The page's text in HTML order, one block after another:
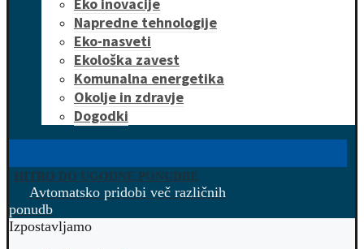
Napredne tehnologije
Eko-nasveti
Ekološka zavest
Komunalna energetika
Okolje in zdravje
Dogodki
HITRO DO UGODNE PONUDBE
Avtomatsko pridobi več različnih
ponudb
Izpostavljamo